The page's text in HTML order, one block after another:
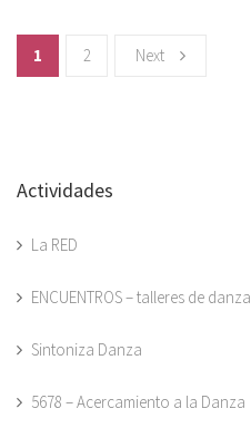
1 2 Next
Actividades
La RED
ENCUENTROS – talleres de danza
Sintoniza Danza
5678 – Acercamiento a la Danza